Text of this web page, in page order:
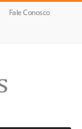
Fale Conosco